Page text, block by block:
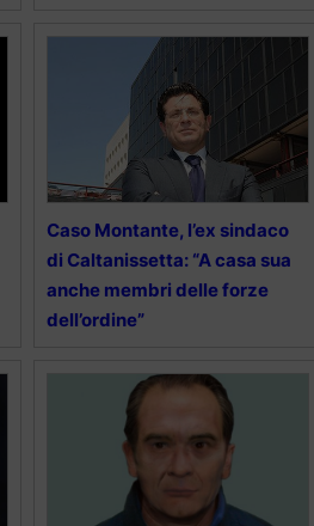
Caso Montante, l’ex sindaco
di Caltanissetta: “A casa sua
anche membri delle forze
dell’ordine”